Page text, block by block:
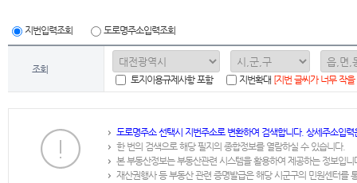
지번입력조회 도로명주소입력조회
조회
토지이용규제사항 포함
지번확대 [지번 글씨가 너무 작
도로명주소 선택시 지번주소로 변환하여 검색합니다. 상세주소입
한 번의 검색으로 해당 필지의 종합정보를 열람하실 수 있습니다.
본 부동산정보는 부동산관련 시스템을 활용하여 제공하는 정보입니
재산권행사 등 부동산 관련 증명발급은 해당 시군구의 민원센터를